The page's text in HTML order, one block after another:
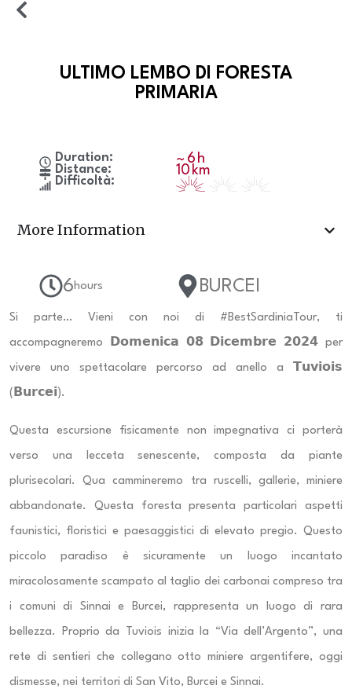
ULTIMO LEMBO DI FORESTA
PRIMARIA
6hours BURCEI
Si parte… Vieni con noi di #BestSardiniaTour, ti
accompagneremo 𝗗𝗼𝗺𝗲𝗻𝗶𝗰𝗮 𝟬𝟴 𝗗𝗶𝗰𝗲𝗺𝗯𝗿𝗲 𝟮𝟬𝟮𝟰 per
vivere uno spettacolare percorso ad anello a 𝗧𝘂𝘃𝗶𝗼𝗶𝘀
(𝗕𝘂𝗿𝗰𝗲𝗶).
Questa escursione fisicamente non impegnativa ci porterà
verso una lecceta senescente, composta da piante
plurisecolari. Qua cammineremo tra ruscelli, gallerie, miniere
abbandonate. Questa foresta presenta particolari aspetti
faunistici, floristici e paesaggistici di elevato pregio. Questo
piccolo paradiso è sicuramente un luogo incantato
miracolosamente scampato al taglio dei carbonai compreso tra
i comuni di Sinnai e Burcei, rappresenta un luogo di rara
bellezza. Proprio da Tuviois inizia la “Via dell’Argento”, una
rete di sentieri che collegano otto miniere argentifere, oggi
dismesse, nei territori di San Vito, Burcei e Sinnai.
Duration: ~6 h
Distance: 10 km
Difficoltà:
More Information